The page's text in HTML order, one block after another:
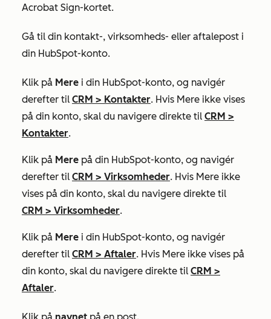
Acrobat Sign-kortet.
Gå til din kontakt-, virksomheds- eller aftalepost i
din HubSpot-konto.
Klik på Mere i din HubSpot-konto, og navigér
derefter til CRM > Kontakter. Hvis Mere ikke vises
på din konto, skal du navigere direkte til CRM >
Kontakter.
Klik på Mere på din HubSpot-konto, og navigér
derefter til CRM > Virksomheder. Hvis Mere ikke
vises på din konto, skal du navigere direkte til
CRM > Virksomheder.
Klik på Mere i din HubSpot-konto, og navigér
derefter til CRM > Aftaler. Hvis Mere ikke vises på
din konto, skal du navigere direkte til CRM >
Aftaler.